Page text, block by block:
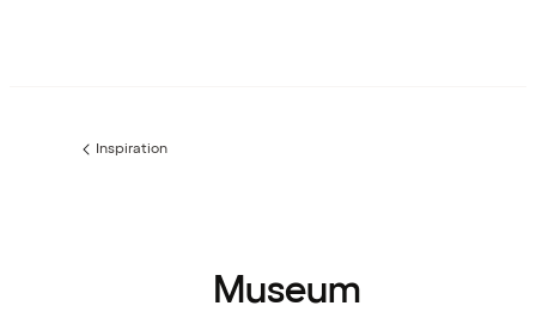
Föregående
Inspiration
Museum